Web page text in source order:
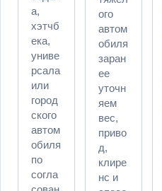
а,
хэтчб
ека,
униве
рсала
или
город
ского
автом
обиля
по
согла
ого
автом
обиля
заран
ее
уточн
яем
вес,
приво
д,
клире
нс и